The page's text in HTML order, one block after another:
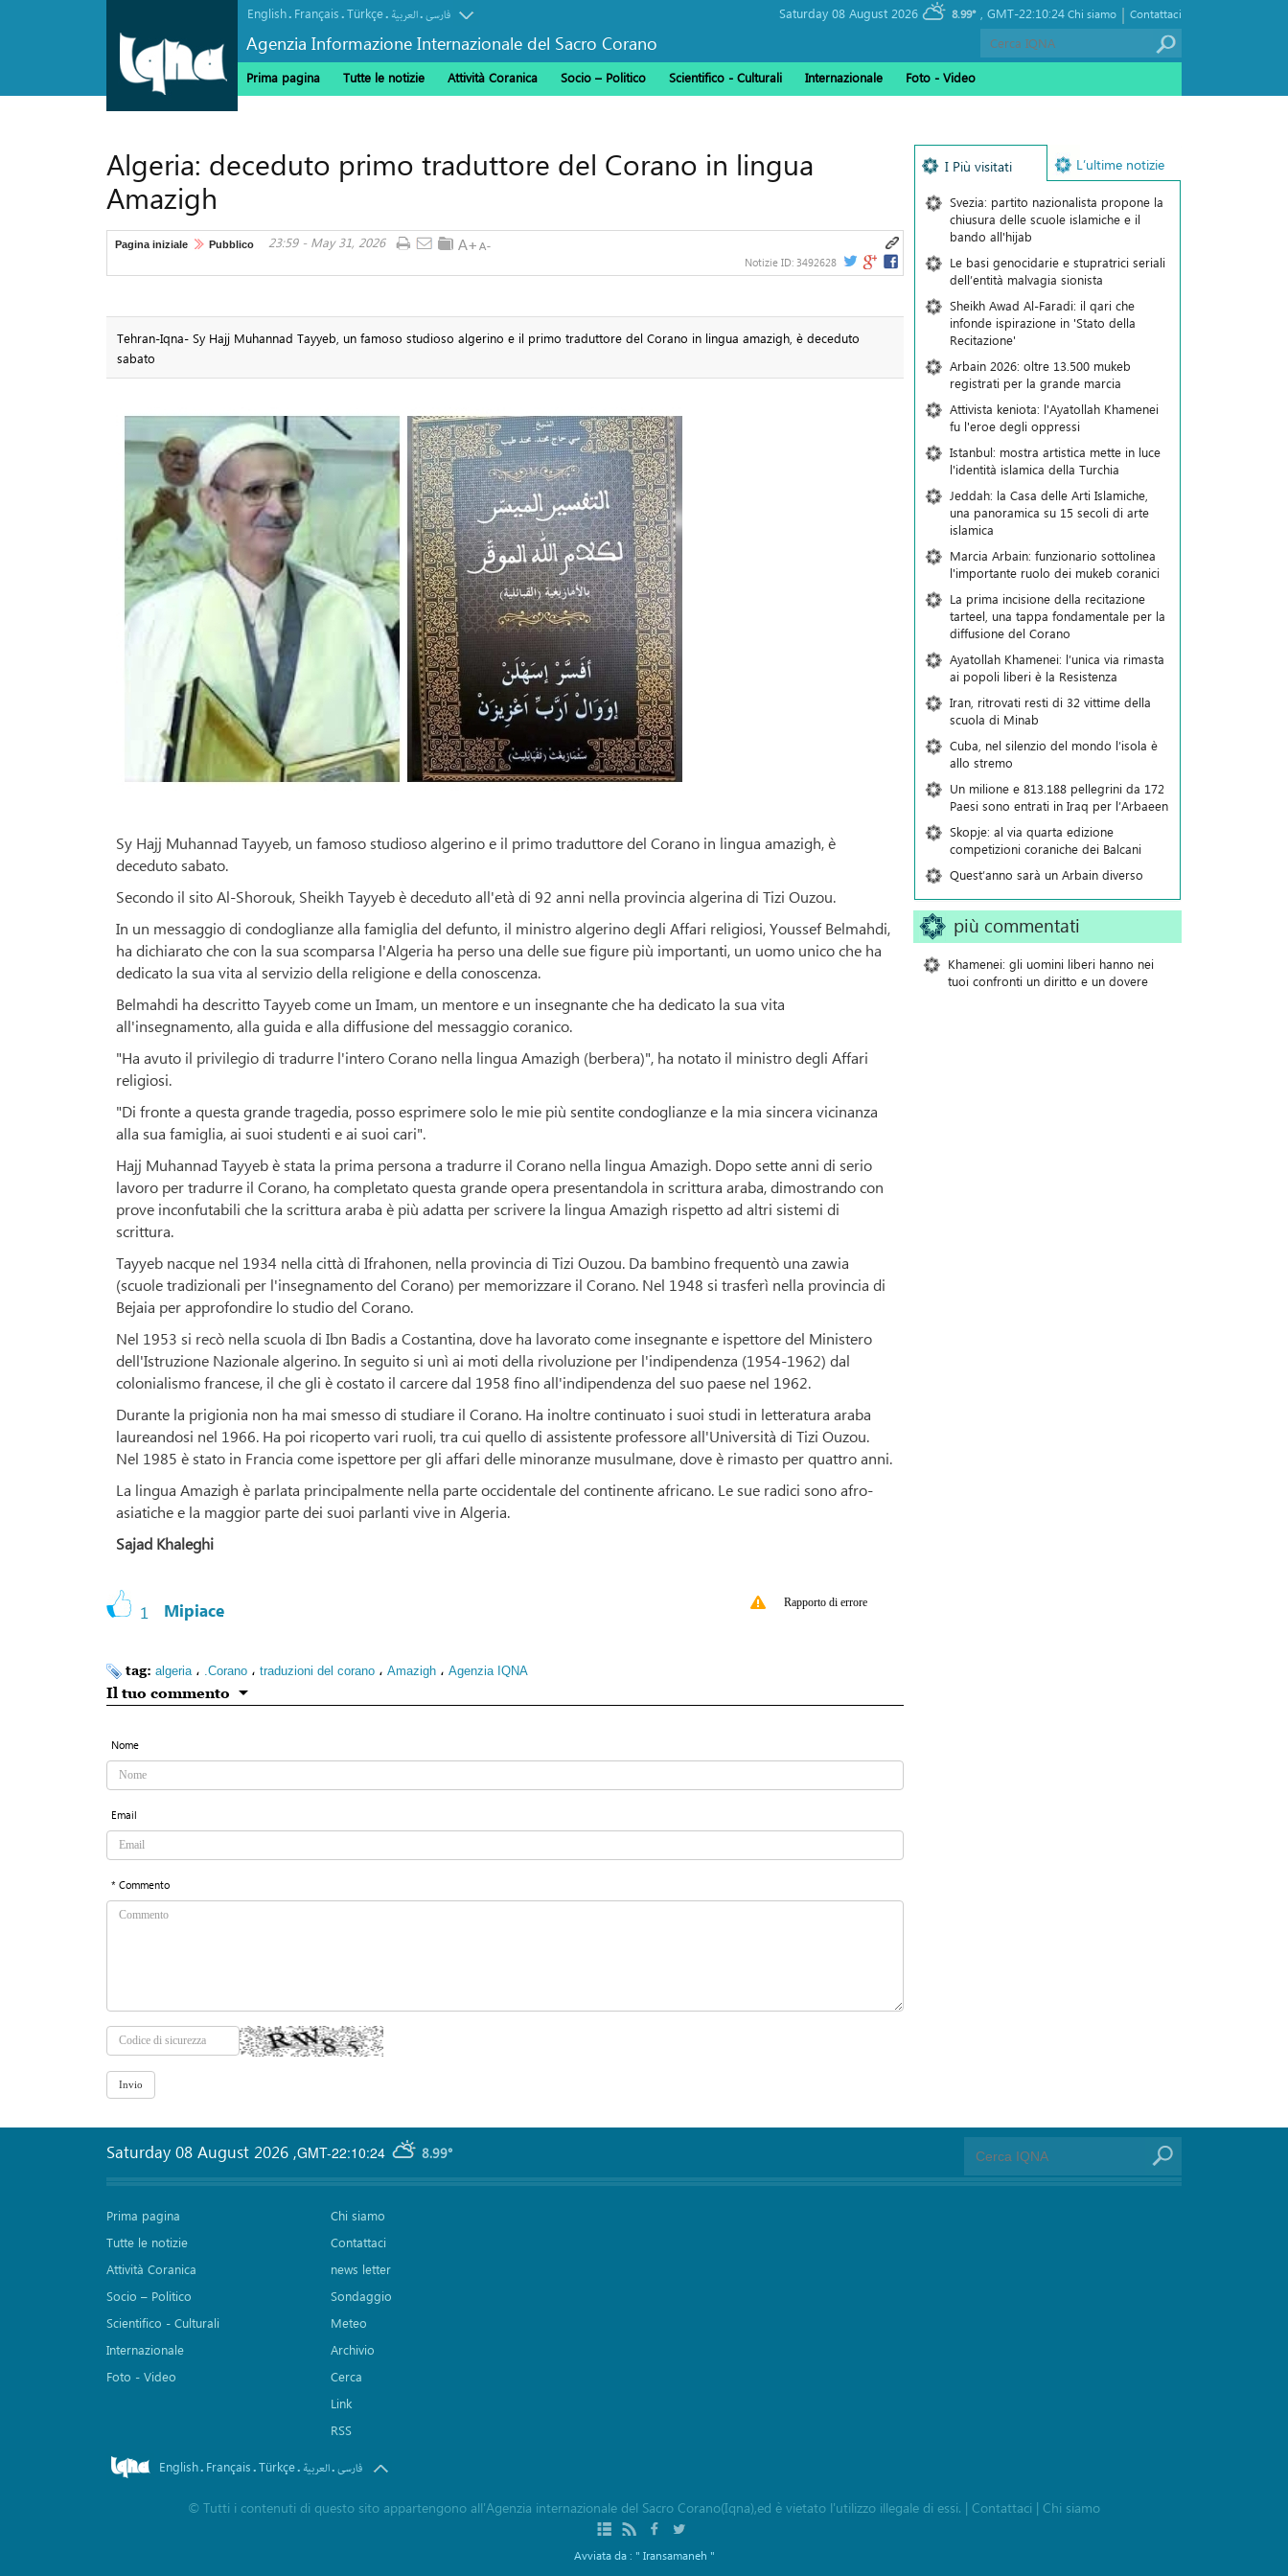
Agenzia Informazione Internazionale del Sacro Corano
English. Français.Türkçe. العربیة.فارسی GMT-22:10:24
8.99° Contattaci
|
Chi siamo
Prima pagina Tutte le notizie Attività Coranica Socio – Politico Scientifico - Culturali Internazionale Foto - Video
Algeria: deceduto primo traduttore del Corano in lingua
Amazigh
Pagina iniziale Pubblico 23:59 - May 31, 2026
Notizie ID: 3492628
Tehran-Iqna- Sy Hajj Muhannad Tayyeb, un famoso studioso algerino e il primo traduttore del Corano in lingua amazigh, è deceduto
sabato
Sy Hajj Muhannad Tayyeb, un famoso studioso algerino e il primo traduttore del Corano in lingua amazigh, è
deceduto sabato.
Secondo il sito Al-Shorouk, Sheikh Tayyeb è deceduto all'età di 92 anni nella provincia algerina di Tizi Ouzou.
In un messaggio di condoglianze alla famiglia del defunto, il ministro algerino degli Affari religiosi, Youssef Belmahdi,
ha dichiarato che con la sua scomparsa l'Algeria ha perso una delle sue figure più importanti, un uomo unico che ha
dedicato la sua vita al servizio della religione e della conoscenza.
Belmahdi ha descritto Tayyeb come un Imam, un mentore e un insegnante che ha dedicato la sua vita
all'insegnamento, alla guida e alla diffusione del messaggio coranico.
"Ha avuto il privilegio di tradurre l'intero Corano nella lingua Amazigh (berbera)", ha notato il ministro degli Affari
religiosi.
"Di fronte a questa grande tragedia, posso esprimere solo le mie più sentite condoglianze e la mia sincera vicinanza
alla sua famiglia, ai suoi studenti e ai suoi cari".
Hajj Muhannad Tayyeb è stata la prima persona a tradurre il Corano nella lingua Amazigh. Dopo sette anni di serio
lavoro per tradurre il Corano, ha completato questa grande opera presentandola in scrittura araba, dimostrando con
prove inconfutabili che la scrittura araba è più adatta per scrivere la lingua Amazigh rispetto ad altri sistemi di
scrittura.
Tayyeb nacque nel 1934 nella città di Ifrahonen, nella provincia di Tizi Ouzou. Da bambino frequentò una zawia
(scuole tradizionali per l'insegnamento del Corano) per memorizzare il Corano. Nel 1948 si trasferì nella provincia di
Bejaia per approfondire lo studio del Corano.
Nel 1953 si recò nella scuola di Ibn Badis a Costantina, dove ha lavorato come insegnante e ispettore del Ministero
dell'Istruzione Nazionale algerino. In seguito si unì ai moti della rivoluzione per l'indipendenza (1954-1962) dal
colonialismo francese, il che gli è costato il carcere dal 1958 fino all'indipendenza del suo paese nel 1962.
Durante la prigionia non ha mai smesso di studiare il Corano. Ha inoltre continuato i suoi studi in letteratura araba
laureandosi nel 1966. Ha poi ricoperto vari ruoli, tra cui quello di assistente professore all'Università di Tizi Ouzou.
Nel 1985 è stato in Francia come ispettore per gli affari delle minoranze musulmane, dove è rimasto per quattro anni.
La lingua Amazigh è parlata principalmente nella parte occidentale del continente africano. Le sue radici sono afro-
asiatiche e la maggior parte dei suoi parlanti vive in Algeria.
Sajad Khaleghi
1 Mipiace Rapporto di errore
tag: algeria ، .Corano ، traduzioni del corano ، Amazigh ، Agenzia IQNA
Il tuo commento
Nome
Email
* Commento
I Più visitati L’ultime notizie
Svezia: partito nazionalista propone la
chiusura delle scuole islamiche e il
bando all'hijab
Le basi genocidarie e stupratrici seriali
dell’entità malvagia sionista
Sheikh Awad Al-Faradi: il qari che
infonde ispirazione in 'Stato della
Recitazione'
Arbain 2026: oltre 13.500 mukeb
registrati per la grande marcia
Attivista keniota: l'Ayatollah Khamenei
fu l'eroe degli oppressi
Istanbul: mostra artistica mette in luce
l'identità islamica della Turchia
Jeddah: la Casa delle Arti Islamiche,
una panoramica su 15 secoli di arte
islamica
Marcia Arbain: funzionario sottolinea
l'importante ruolo dei mukeb coranici
La prima incisione della recitazione
tarteel, una tappa fondamentale per la
diffusione del Corano
Ayatollah Khamenei: l’unica via rimasta
ai popoli liberi è la Resistenza
Iran, ritrovati resti di 32 vittime della
scuola di Minab
Cuba, nel silenzio del mondo l’isola è
allo stremo
Un milione e 813.188 pellegrini da 172
Paesi sono entrati in Iraq per l’Arbaeen
Skopje: al via quarta edizione
competizioni coraniche dei Balcani
Quest’anno sarà un Arbain diverso
più commentati
Khamenei: gli uomini liberi hanno nei
tuoi confronti un diritto e un dovere
GMT-22:10:24 8.99°
Saturday 08 August 2026 ,
Prima pagina
Tutte le notizie
Attività Coranica
Socio – Politico
Scientifico - Culturali
Internazionale
Foto - Video
Chi siamo
Contattaci
news letter
Sondaggio
Meteo
Archivio
Cerca
Link
RSS
English. Français.Türkçe. العربیة.فارسی
© Tutti i contenuti di questo sito appartengono all'Agenzia internazionale del Sacro Corano(Iqna),ed è vietato l'utilizzo illegale di essi. | Contattaci | Chi siamo
Avviata da : " Iransamaneh "